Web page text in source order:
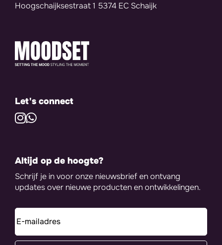
Hoogschaijksestraat 1 5374 EC Schaijk
Let's connect
Altijd op de hoogte?
Schrijf je in voor onze nieuwsbrief en ontvang
updates over nieuwe producten en ontwikkelingen.